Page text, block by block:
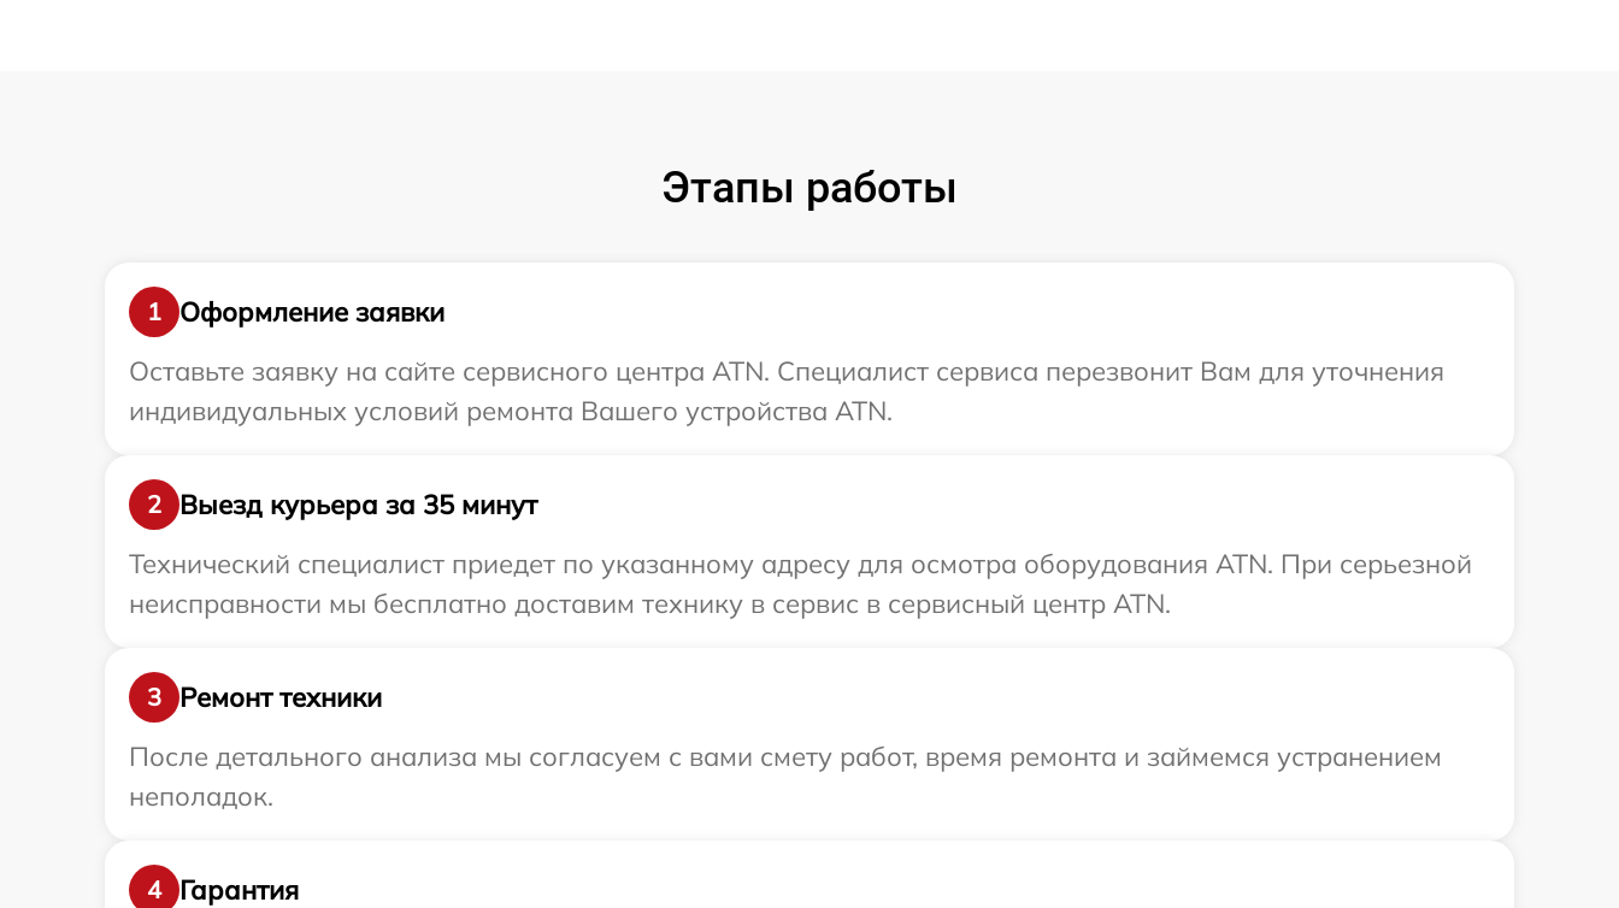
Этапы работы
1
Оформление заявки
Оставьте заявку на сайте сервисного центра ATN. Специалист сервиса перезвонит Вам для уточнения
индивидуальных условий ремонта Вашего устройства ATN.
2
Выезд курьера за 35 минут
Технический специалист приедет по указанному адресу для осмотра оборудования ATN. При серьезной
неисправности мы бесплатно доставим технику в сервис в сервисный центр ATN.
3
Ремонт техники
После детального анализа мы согласуем с вами смету работ, время ремонта и займемся устранением
неполадок.
4
Гарантия